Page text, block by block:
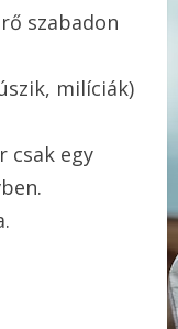
szabadon
milíciák)
csak egy